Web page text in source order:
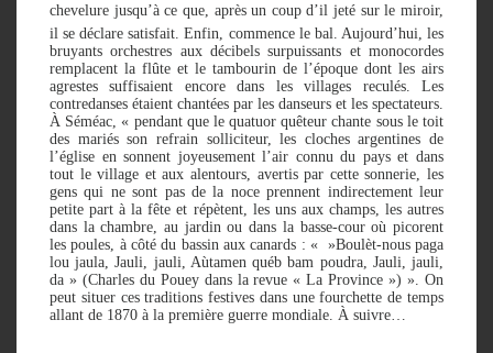
chevelure jusqu’à ce que, après un coup d’il jeté sur le miroir,
il se déclare satisfait. Enfin, commence le bal. Aujourd’hui, les
bruyants orchestres aux décibels surpuissants et monocordes
remplacent la flûte et le tambourin de l’époque dont les airs
agrestes suffisaient encore dans les villages reculés. Les
contredanses étaient chantées par les danseurs et les spectateurs.
À Séméac, « pendant que le quatuor quêteur chante sous le toit
des mariés son refrain solliciteur, les cloches argentines de
l’église en sonnent joyeusement l’air connu du pays et dans
tout le village et aux alentours, avertis par cette sonnerie, les
gens qui ne sont pas de la noce prennent indirectement leur
petite part à la fête et répètent, les uns aux champs, les autres
dans la chambre, au jardin ou dans la basse-cour où picorent
les poules, à côté du bassin aux canards : « »Boulèt-nous paga
lou jaula, Jauli, jauli, Aùtamen québ bam poudra, Jauli, jauli,
da » (Charles du Pouey dans la revue « La Province ») ». On
peut situer ces traditions festives dans une fourchette de temps
allant de 1870 à la première guerre mondiale. À suivre…